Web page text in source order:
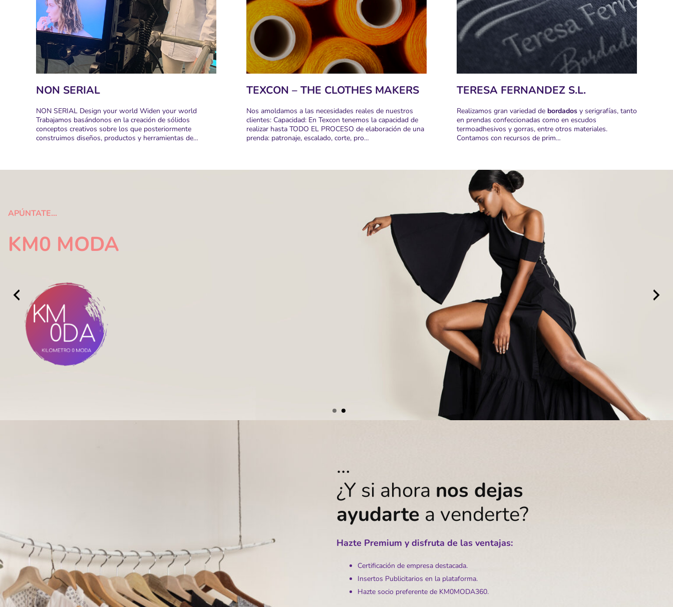
NON SERIAL
NON SERIAL Design your world Widen your world
Trabajamos basándonos en la creación de sólidos
conceptos creativos sobre los que posteriormente
construimos diseños, productos y herramientas de…
TEXCON – THE CLOTHES MAKERS
Nos amoldamos a las necesidades reales de nuestros
clientes: Capacidad: En Texcon tenemos la capacidad de
realizar hasta TODO EL PROCESO de elaboración de una
prenda: patronaje, escalado, corte, pro…
TERESA FERNANDEZ S.L.
Realizamos gran variedad de bordados y serigrafías, tanto
en prendas confeccionadas como en escudos
termoadhesivos y gorras, entre otros materiales.
Contamos con recursos de prim…
NO TE PIERDAS LA ACTIVIDAD PRESENCIAL
KM0 MODA
…
¿Y si ahora nos dejas
ayudarte a venderte?
Hazte Premium y disfruta de las ventajas:
Certificación de empresa destacada.
Insertos Publicitarios en la plataforma.
Hazte socio preferente de KM0MODA360.